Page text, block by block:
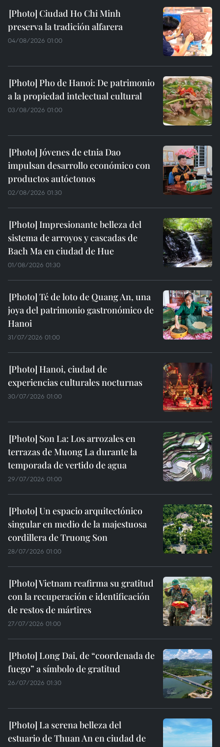
Ciudad Ho Chi Minh
preserva la tradición alfarera
04/08/2026 01:00
Pho de Hanoi: De patrimonio
a la propiedad intelectual cultural
03/08/2026 01:00
Jóvenes de etnia Dao
impulsan desarrollo económico con
productos autóctonos
02/08/2026 01:30
Impresionante belleza del
sistema de arroyos y cascadas de
Bach Ma en ciudad de Hue
01/08/2026 01:30
Té de loto de Quang An, una
joya del patrimonio gastronómico de
Hanoi
31/07/2026 01:00
Hanoi, ciudad de
experiencias culturales nocturnas
30/07/2026 01:00
Son La: Los arrozales en
terrazas de Muong La durante la
temporada de vertido de agua
29/07/2026 01:00
Un espacio arquitectónico
singular en medio de la majestuosa
cordillera de Truong Son
28/07/2026 01:00
Vietnam reafirma su gratitud
con la recuperación e identificación
de restos de mártires
27/07/2026 01:00
Long Dai, de “coordenada de
fuego” a símbolo de gratitud
26/07/2026 01:30
La serena belleza del
estuario de Thuan An en ciudad de